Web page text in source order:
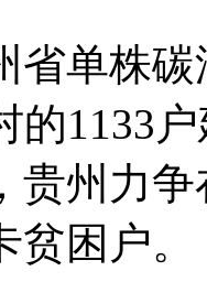
单株碳
的1133
贵州力
困户。